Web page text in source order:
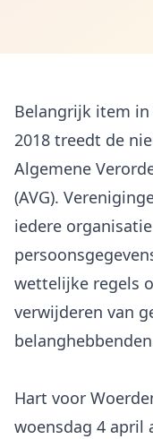
Belangrijk item in
2018 treedt de
Algemene
(AVG).
iedere
wettelijke regels
verwijderen van
Hart voor
woensdag 4 april